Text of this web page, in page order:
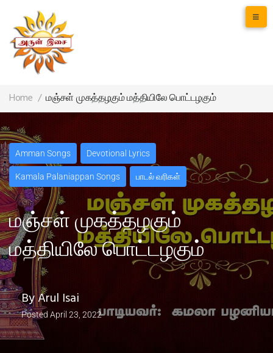
Home / மஞ்சள் முகத்தழகும் மத்தியிலே பொட்டழகும்
Amman Songs Devotional Lyrics
Kamala Palaniappan Songs பாடல் வரிகள்
மஞ்சள் முகத்தழகும்
மத்தியிலே பொட்டழகும்
ByArul Isai
Posted April 23, 2022